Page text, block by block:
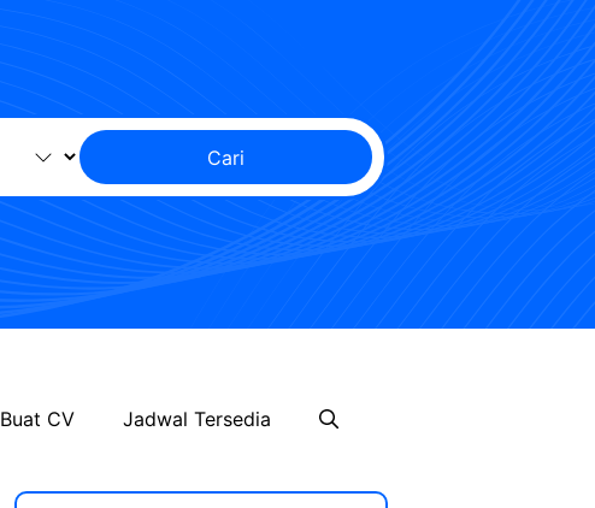
Cari
Buat CV Jadwal Tersedia